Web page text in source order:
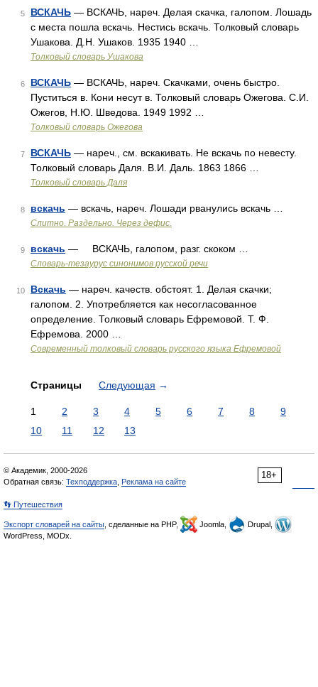
5 ВСКАЧЬ — ВСКАЧЬ, нареч. Делая скачка, галопом. Лошадь
с места пошла вскачь. Нестись вскачь. Толковый словарь
Ушакова. Д.Н. Ушаков. 1935 1940 …
Толковый словарь Ушакова
6 ВСКАЧЬ — ВСКАЧЬ, нареч. Скачками, очень быстро.
Пуститься в. Кони несут в. Толковый словарь Ожегова. С.И.
Ожегов, Н.Ю. Шведова. 1949 1992 …
Толковый словарь Ожегова
7 ВСКАЧЬ — нареч., см. вскакивать. Не вскачь по невесту.
Толковый словарь Даля. В.И. Даль. 1863 1866 …
Толковый словарь Даля
8 вскачь — вскачь, нареч. Лошади рванулись вскачь …
Слитно. Раздельно. Через дефис.
9 вскачь — ВСКАЧЬ, галопом, разг. скоком …
Словарь-тезаурус синонимов русской речи
10 Вскачь — нареч. качеств. обстоят. 1. Делая скачки;
галопом. 2. Употребляется как несогласованное
определение. Толковый словарь Ефремовой. Т. Ф.
Ефремова. 2000 …
Современный толковый словарь русского языка Ефремовой
Страницы Следующая →
1 2 3 4 5 6 7 8
9
10
11 12 13
18+
© Академик, 2000-2026
Обратная связь: Техподдержка Реклама на сайте
👣 Путешествия
Экспорт словарей на сайты , сделанные на PHP, Joomla,
Drupal,
WordPress, MODx.